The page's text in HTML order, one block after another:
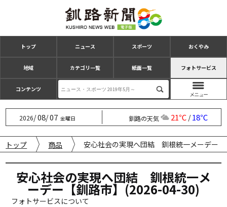
トップ ニュース スポーツ おくやみ
地域 カテゴリ一覧 紙面一覧 フォトサービス
コンテンツ
2026/08/07 金曜日 釧路の天気 21℃/18℃
トップ 商品 安心社会の実現へ団結 釧根統一メーデー
安心社会の実現へ団結 釧根統一メ
ーデー【釧路市】(2026-04-30)
フォトサービスについて